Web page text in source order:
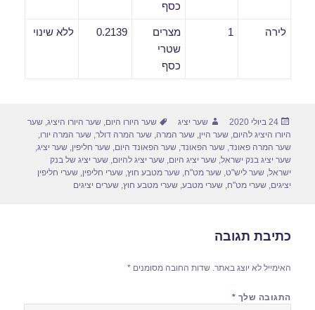
כסף
לירה 1
מצרים
שטרי
כסף
0.2139 ללא שינוי
פורסם
בתאריך
24 ביולי 2020 מחבר
שער יציג תגיות
שער היורו היום,שער היורו היציג,שער
היורו היציג להיום,שער היין,שער המרה,שער המרה דולר,שער המרה יורו,
שער המרה פאונד,שער הפאונד,שער הפאונד היום,שער חליפין,שער יציג,
שער יציג בנק ישראל,שער יציג היום,שער יציג להיום,שער יציג של בנק
ישראל,שער ליש"ט,שער מט"ח,שער מטבע חוץ,שערי חליפין,שערי חליפין
יציגים,שערי מט"ח,שערי מטבע,שערי מטבע חוץ,שערים יציגים
כתיבת תגובה
האימייל לא יוצג באתר. שדות החובה מסומנים*
התגובה שלך *